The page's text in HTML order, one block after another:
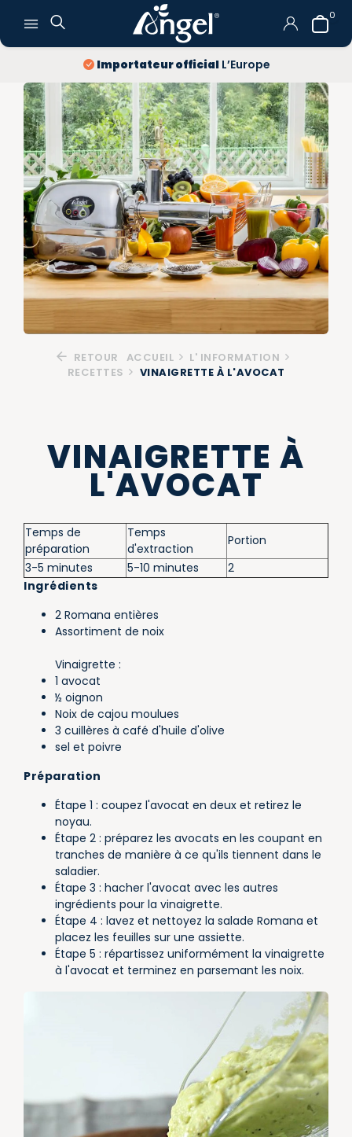
0
Importateur officialL’Europe
RETOUR ACCUEIL
L' INFORMATION
RECETTES
VINAIGRETTE À L'AVOCAT
VINAIGRETTE À
L'AVOCAT
Temps de
préparation
Temps
d'extraction
Portion
3-5 minutes
5-10 minutes
2
Ingrédients
2 Romana entières
Assortiment de noix
Vinaigrette :
1 avocat
½ oignon
Noix de cajou moulues
3 cuillères à café d'huile d'olive
sel et poivre
Préparation
Étape 1 : coupez l'avocat en deux et retirez le
noyau.
Étape 2 : préparez les avocats en les coupant en
tranches de manière à ce qu'ils tiennent dans le
saladier.
Étape 3 : hacher l'avocat avec les autres
ingrédients pour la vinaigrette.
Étape 4 : lavez et nettoyez la salade Romana et
placez les feuilles sur une assiette.
Étape 5 : répartissez uniformément la vinaigrette
à l'avocat et terminez en parsemant les noix.